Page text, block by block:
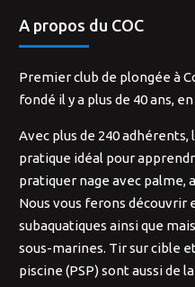
A propos du COC
Premier club de plongée à
fondé il y a plus de 40 ans, en
Avec plus de 240 adhérents,
pratique idéal pour
pratiquer nage avec palme,
Nous vous ferons
subaquatiques ainsi que
sous-marines. Tir sur cible
piscine (PSP) sont aussi de